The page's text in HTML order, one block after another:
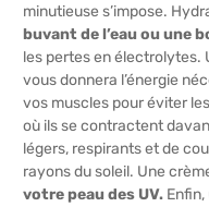
minutieuse s’impose.
buvant de l’eau ou une
les pertes en électrolytes.
vous donnera l’énergie
vos muscles pour éviter
où ils se contractent
légers, respirants et de
rayons du soleil. Une
votre peau des UV.